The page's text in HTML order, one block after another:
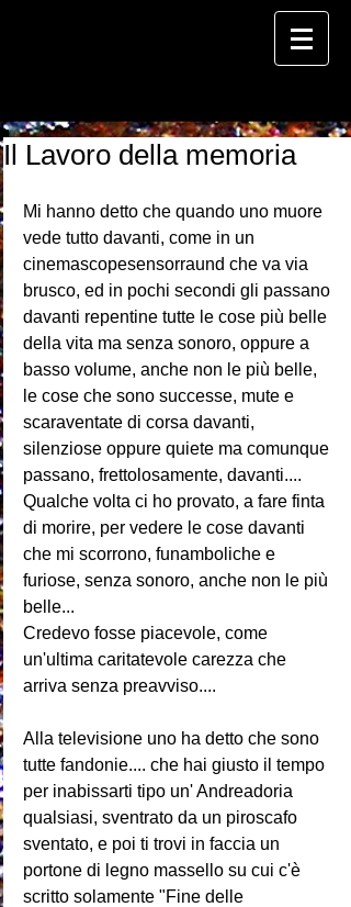
Il Lavoro della memoria
Mi hanno detto che quando uno muore
vede tutto davanti, come in un
cinemascopesensorraund che va via
brusco, ed in pochi secondi gli passano
davanti repentine tutte le cose più belle
della vita ma senza sonoro, oppure a
basso volume, anche non le più belle,
le cose che sono successe, mute e
scaraventate di corsa davanti,
silenziose oppure quiete ma comunque
passano, frettolosamente, davanti....
Qualche volta ci ho provato, a fare finta
di morire, per vedere le cose davanti
che mi scorrono, funamboliche e
furiose, senza sonoro, anche non le più
belle...
Credevo fosse piacevole, come
un'ultima caritatevole carezza che
arriva senza preavviso....
Alla televisione uno ha detto che sono
tutte fandonie.... che hai giusto il tempo
per inabissarti tipo un' Andreadoria
qualsiasi, sventrato da un piroscafo
sventato, e poi ti trovi in faccia un
portone di legno massello su cui c'è
scritto solamente "Fine delle